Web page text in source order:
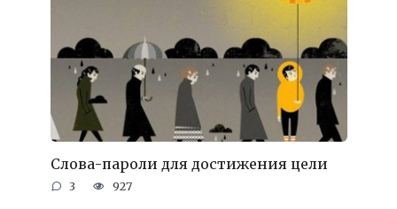
Слова-пароли для достижения цели
3 927